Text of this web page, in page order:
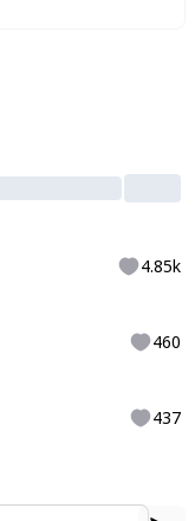
4.85k
460
437